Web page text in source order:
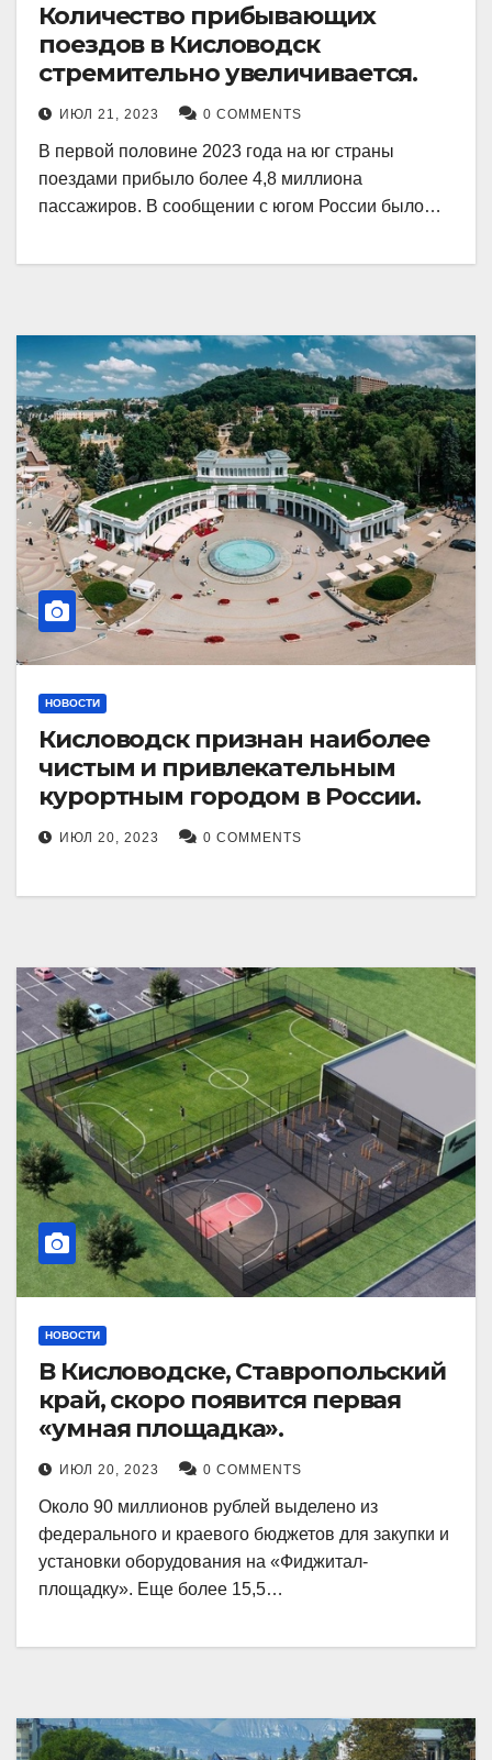
Количество прибывающих
поездов в Кисловодск
стремительно увеличивается.
ИЮЛ 21, 2023 0 COMMENTS
В первой половине 2023 года на юг страны
поездами прибыло более 4,8 миллиона
пассажиров. В сообщении с югом России было…
НОВОСТИ
Кисловодск признан наиболее
чистым и привлекательным
курортным городом в России.
ИЮЛ 20, 2023 0 COMMENTS
НОВОСТИ
В Кисловодске, Ставропольский
край, скоро появится первая
«умная площадка».
ИЮЛ 20, 2023 0 COMMENTS
Около 90 миллионов рублей выделено из
федерального и краевого бюджетов для закупки и
установки оборудования на «Фиджитал-
площадку». Еще более 15,5…